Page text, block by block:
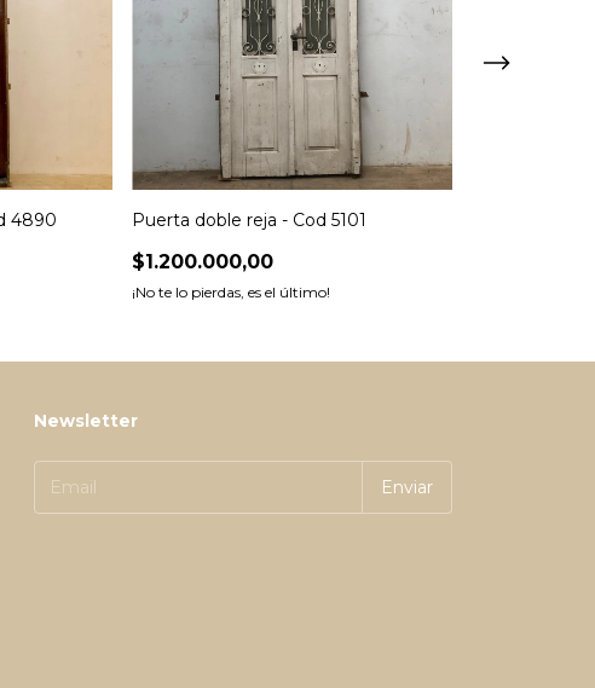
4890 Puerta doble reja - Cod 5101
$1.200.000,00
¡No te lo pierdas, es el último!
Newsletter